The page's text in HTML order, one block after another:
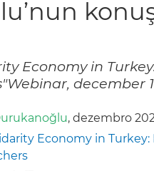
Economy in
december
, dezembro
Economy in